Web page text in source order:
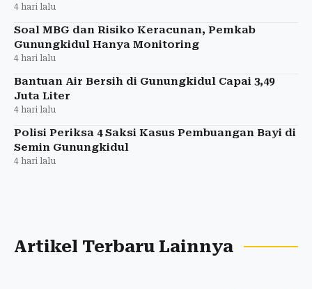
4 hari lalu
Soal MBG dan Risiko Keracunan, Pemkab
Gunungkidul Hanya Monitoring
4 hari lalu
Bantuan Air Bersih di Gunungkidul Capai 3,49
Juta Liter
4 hari lalu
Polisi Periksa 4 Saksi Kasus Pembuangan Bayi di
Semin Gunungkidul
4 hari lalu
Artikel Terbaru Lainnya